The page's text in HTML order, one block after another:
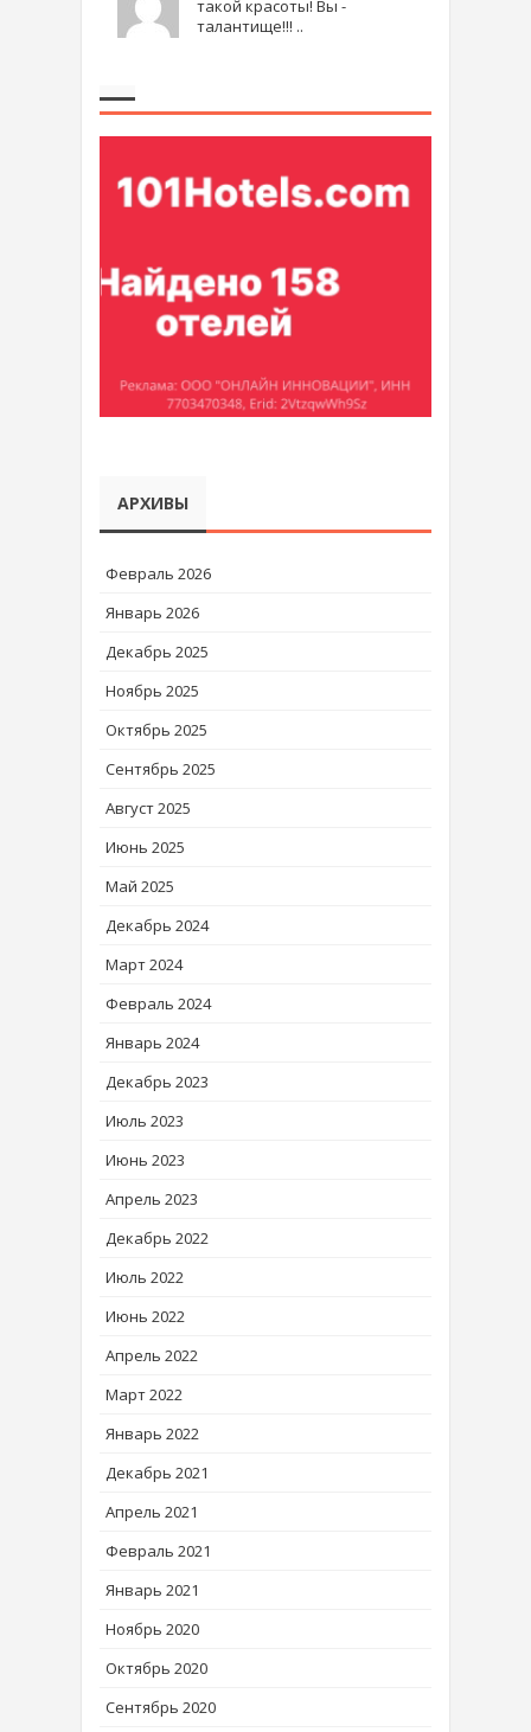
такой красоты! Вы -
талантище!!! ..
АРХИВЫ
Февраль 2026
Январь 2026
Декабрь 2025
Ноябрь 2025
Октябрь 2025
Сентябрь 2025
Август 2025
Июнь 2025
Май 2025
Декабрь 2024
Март 2024
Февраль 2024
Январь 2024
Декабрь 2023
Июль 2023
Июнь 2023
Апрель 2023
Декабрь 2022
Июль 2022
Июнь 2022
Апрель 2022
Март 2022
Январь 2022
Декабрь 2021
Апрель 2021
Февраль 2021
Январь 2021
Ноябрь 2020
Октябрь 2020
Сентябрь 2020